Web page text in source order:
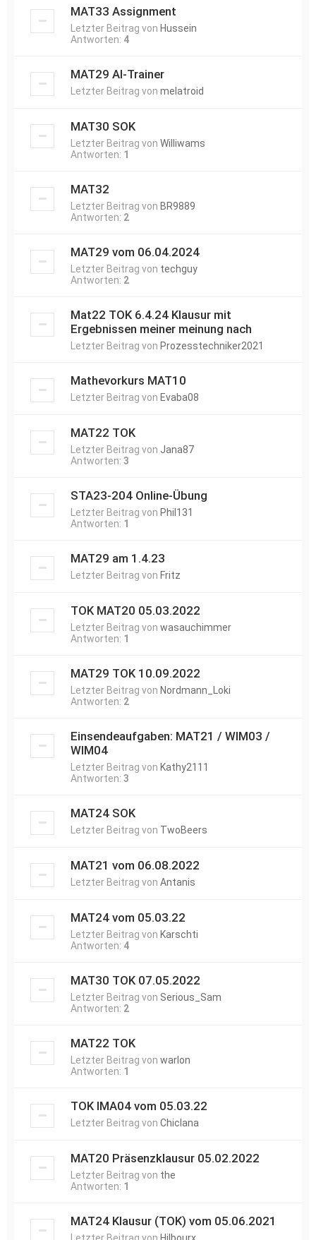
MAT33 Assignment
Letzter Beitrag von Hussein
Antworten: 4
MAT29 AI-Trainer
Letzter Beitrag von melatroid
MAT30 SOK
Letzter Beitrag von Williwams
Antworten: 1
MAT32
Letzter Beitrag von BR9889
Antworten: 2
MAT29 vom 06.04.2024
Letzter Beitrag von techguy
Antworten: 2
Mat22 TOK 6.4.24 Klausur mit
Ergebnissen meiner meinung nach
Letzter Beitrag von Prozesstechniker2021
Mathevorkurs MAT10
Letzter Beitrag von Evaba08
MAT22 TOK
Letzter Beitrag von Jana87
Antworten: 3
STA23-204 Online-Übung
Letzter Beitrag von Phil131
Antworten: 1
MAT29 am 1.4.23
Letzter Beitrag von Fritz
TOK MAT20 05.03.2022
Letzter Beitrag von wasauchimmer
Antworten: 1
MAT29 TOK 10.09.2022
Letzter Beitrag von Nordmann_Loki
Antworten: 2
Einsendeaufgaben: MAT21 / WIM03 /
WIM04
Letzter Beitrag von Kathy2111
Antworten: 3
MAT24 SOK
Letzter Beitrag von TwoBeers
MAT21 vom 06.08.2022
Letzter Beitrag von Antanis
MAT24 vom 05.03.22
Letzter Beitrag von Karschti
Antworten: 4
MAT30 TOK 07.05.2022
Letzter Beitrag von Serious_Sam
Antworten: 2
MAT22 TOK
Letzter Beitrag von warlon
Antworten: 1
TOK IMA04 vom 05.03.22
Letzter Beitrag von Chiclana
MAT20 Präsenzklausur 05.02.2022
Letzter Beitrag von the
Antworten: 1
MAT24 Klausur (TOK) vom 05.06.2021